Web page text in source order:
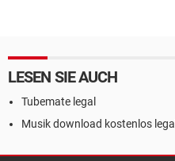
LESEN SIE AUCH
Tubemate legal
Musik download kostenlos legal